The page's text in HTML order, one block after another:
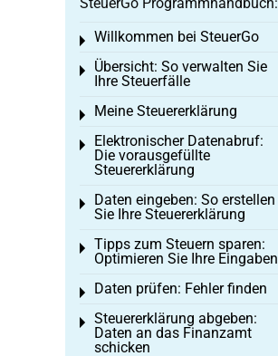
Willkommen bei SteuerGo
Toggle menu
Übersicht: So verwalten Sie
Ihre Steuerfälle
Toggle menu
Meine Steuererklärung
Toggle menu
Elektronischer Datenabruf:
Die vorausgefüllte
Steuererklärung
Toggle menu
Daten eingeben: So erstellen
Sie Ihre Steuererklärung
Toggle menu
Tipps zum Steuern sparen:
Optimieren Sie Ihre Eingaben
Toggle menu
Daten prüfen: Fehler finden
Toggle menu
Steuererklärung abgeben:
Daten an das Finanzamt
schicken
Toggle menu